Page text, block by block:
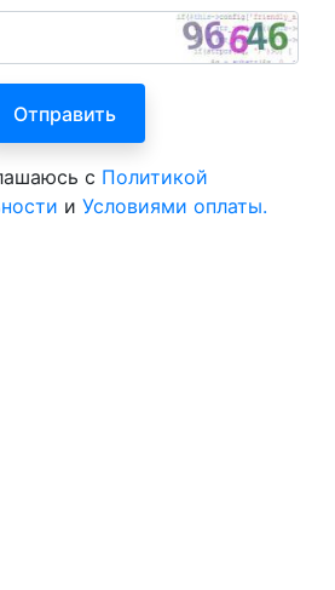
с Политикой
и Условиями оплаты.